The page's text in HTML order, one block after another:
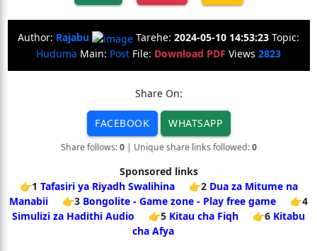
Author: Rajabu Tarehe: 2024-05-10 14:53:23 Topic:
Huduma Main: Post File: Download PDF Views 2823
Share On:
FACEBOOK WHATSAPP
Share follows:0| Unique share links followed:0
Sponsored links
👉1 Tafasiri ya Riyadh Swalihina 👉2 Dua za Mitume na
Manabii
👉3 Bongolite - Game zone - Play free game
👉4
Simulizi za Hadithi Audio
👉5 Kitau cha Fiqh 👉6 Kitabu
cha Afya